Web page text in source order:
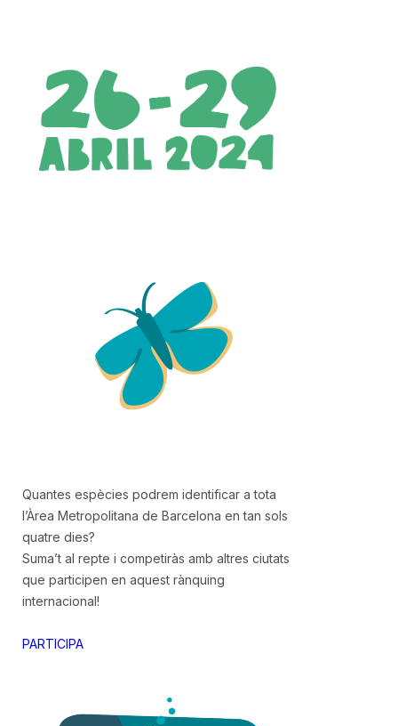
Quantes espècies podrem identificar a tota
l’Àrea Metropolitana de Barcelona en tan sols
quatre dies?
Suma’t al repte i competiràs amb altres ciutats
que participen en aquest rànquing
internacional!
PARTICIPA